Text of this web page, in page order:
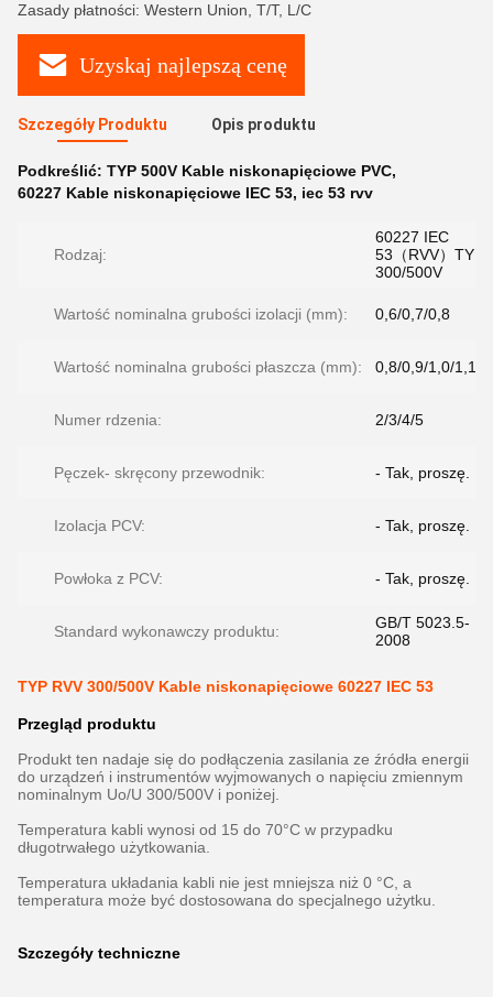
Zasady płatności: Western Union, T/T, L/C
Uzyskaj najlepszą cenę
Szczegóły Produktu Opis produktu
Podkreślić: TYP 500V Kable niskonapięciowe PVC,
60227 Kable niskonapięciowe IEC 53, iec 53 rvv
Rodzaj:
60227 IEC
53（RVV）TYP
300/500V
Wartość nominalna grubości izolacji (mm): 0,6/0,7/0,8
Wartość nominalna grubości płaszcza (mm): 0,8/0,9/1,0/1,1/
Numer rdzenia: 2/3/4/5
Pęczek- skręcony przewodnik: - Tak, proszę.
Izolacja PCV: - Tak, proszę.
Powłoka z PCV: - Tak, proszę.
Standard wykonawczy produktu:
GB/T 5023.5-
2008
TYP RVV 300/500V Kable niskonapięciowe 60227 IEC 53
Przegląd produktu
Produkt ten nadaje się do podłączenia zasilania ze źródła energii
do urządzeń i instrumentów wyjmowanych o napięciu zmiennym
nominalnym Uo/U 300/500V i poniżej.
Temperatura kabli wynosi od 15 do 70°C w przypadku
długotrwałego użytkowania.
Temperatura układania kabli nie jest mniejsza niż 0 °C, a
temperatura może być dostosowana do specjalnego użytku.
Szczegóły techniczne